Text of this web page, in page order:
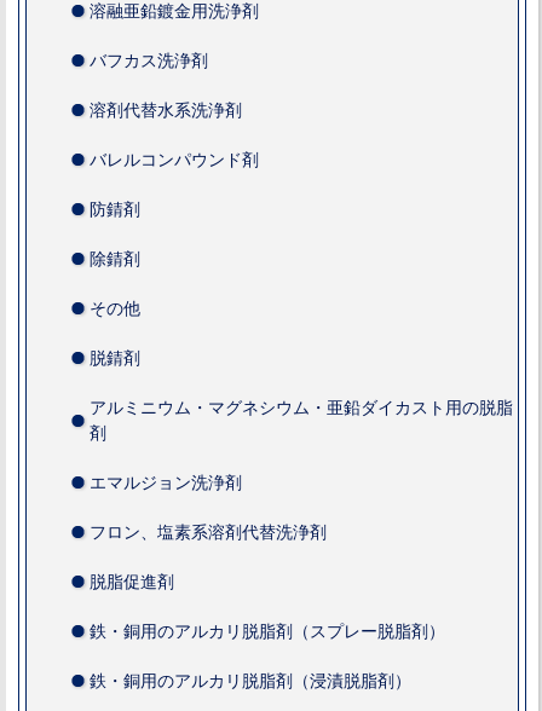
溶融亜鉛鍍金用洗浄剤
バフカス洗浄剤
溶剤代替水系洗浄剤
バレルコンパウンド剤
防錆剤
除錆剤
その他
脱錆剤
アルミニウム・マグネシウム・亜鉛ダイカスト用の脱脂
剤
エマルジョン洗浄剤
フロン、塩素系溶剤代替洗浄剤
脱脂促進剤
鉄・銅用のアルカリ脱脂剤（スプレー脱脂剤）
鉄・銅用のアルカリ脱脂剤（浸漬脱脂剤）